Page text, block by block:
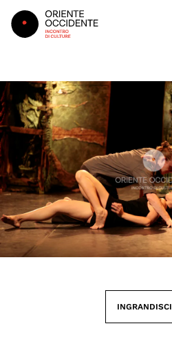
Oriente Occidente
INGRANDISCI